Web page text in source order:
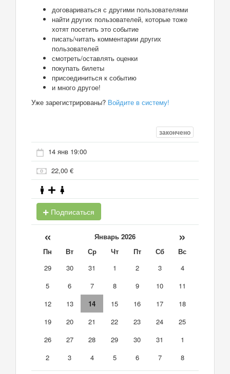
договариваться с другими пользователями
найти других пользователей, которые тоже
хотят посетить это событие
писать/читать комментарии других
пользователей
смотреть/оставлять оценки
покупать билеты
присоединиться к событию
и много другое!
Уже зарегистрированы? Войдите в систему!
закончено
14 янв 19:00
22,00 €
Подписаться
« Январь 2026 »
Пн Вт Ср Чт Пт Сб
Вс
29
30 31 1 2 3
4
5
6 7 8 9 10
11
12
13 14 15 16 17
18
19
20 21 22 23 24
25
26
27 28 29 30 31
1
2
3 4 5 6 7 8